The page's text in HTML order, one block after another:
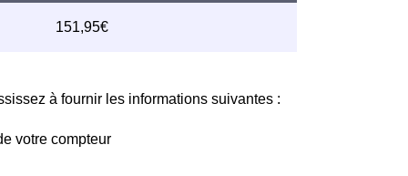
à fournir les informations suivantes :
votre compteur